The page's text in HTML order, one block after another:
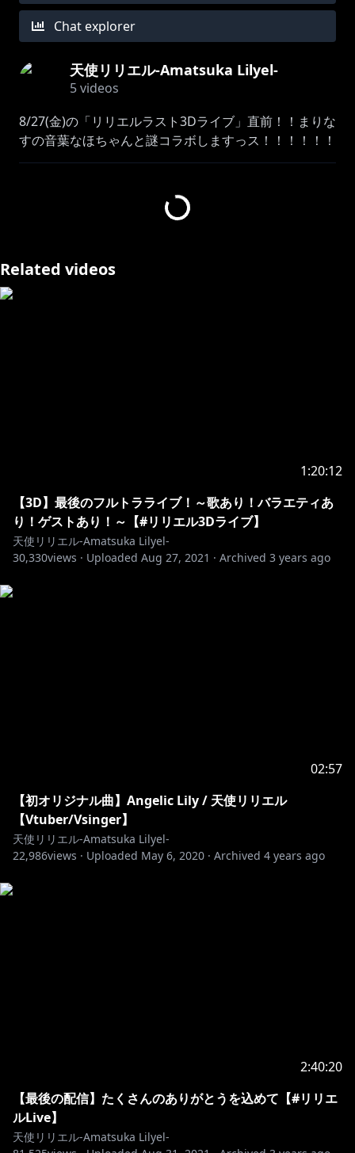
Chat explorer
天使リリエル-Amatsuka Lilyel-
5videos
8/27(金)の「リリエルラスト3Dライブ」直前！！まりな
すの音葉なほちゃんと謎コラボしますっス！！！！！！
まりなす様のスタジオ様にお邪魔させていただくコト
CfHO85D0rxtXnXeN2w
チャンネル登録が励みになるので登録お願いしますっ
Please subscribe to the channel and turn on the
notification！
●オリジナル曲「Angelic Lily」「Skyhigh」公開＆販売
https://www.youtube.com/channel/UCtULYtCQSJ6iw
●天使リリエルのオリジナルグッズ発売中！※販売は9
https://amatsuka-lilyel.booth.pm/
【字幕ご協力お願いいたします！】
世界中のニンゲンさんに見てもらえるよう、字幕ご協力
いただけると嬉しいっス！
We ask for your cooperation in adding subtitles so
Related videos
1:20:12
【3D】最後のフルトラライブ！～歌あり！バラエティあ
り！ゲストあり！～【#リリエル3Dライブ】
天使リリエル-Amatsuka Lilyel-
30,330views · Uploaded Aug 27, 2021 · Archived 3 years ago
02:57
【初オリジナル曲】Angelic Lily / 天使リリエル
【Vtuber/Vsinger】
天使リリエル-Amatsuka Lilyel-
22,986views · Uploaded May 6, 2020 · Archived 4 years ago
2:40:20
【最後の配信】たくさんのありがとうを込めて【#リリエ
ルLive】
天使リリエル-Amatsuka Lilyel-